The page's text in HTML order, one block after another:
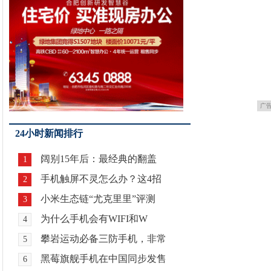
广
24小时新闻排行
1 阔别15年后：最经典的翻盖
2 手机触屏不灵怎么办？这4招
3 小米生态链“尤克里里”评测
4 为什么手机会有WIFI和W
5 攀岩运动必备三防手机，非常
6 黑莓旗舰手机在中国同步发售